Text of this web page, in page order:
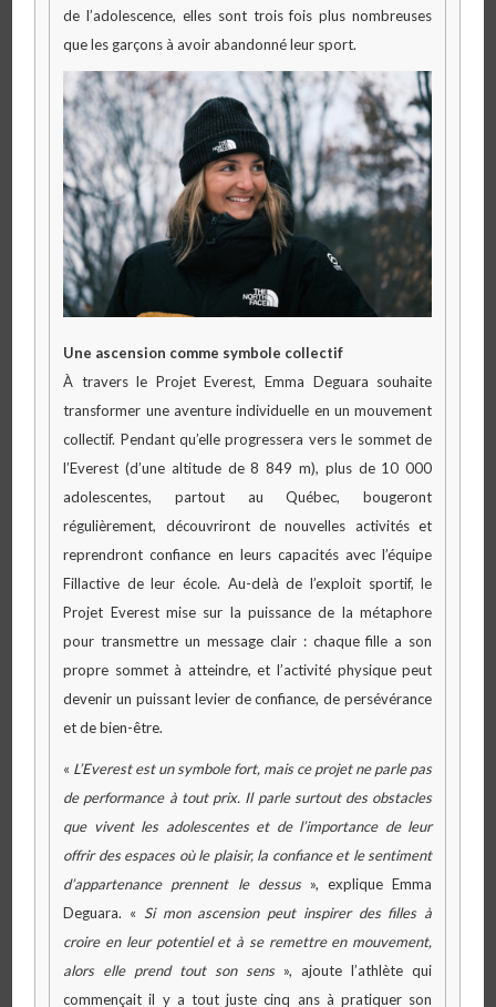
de l’adolescence, elles sont trois fois plus nombreuses
que les garçons à avoir abandonné leur sport.
Une ascension comme symbole collectif
À travers le Projet Everest, Emma Deguara souhaite
transformer une aventure individuelle en un mouvement
collectif. Pendant qu’elle progressera vers le sommet de
l’Everest (d’une altitude de 8 849 m), plus de 10 000
adolescentes, partout au Québec, bougeront
régulièrement, découvriront de nouvelles activités et
reprendront confiance en leurs capacités avec l’équipe
Fillactive de leur école. Au-delà de l’exploit sportif, le
Projet Everest mise sur la puissance de la métaphore
pour transmettre un message clair : chaque fille a son
propre sommet à atteindre, et l’activité physique peut
devenir un puissant levier de confiance, de persévérance
et de bien-être.
« L’Everest est un symbole fort, mais ce projet ne parle pas
de performance à tout prix. Il parle surtout des obstacles
que vivent les adolescentes et de l’importance de leur
offrir des espaces où le plaisir, la confiance et le sentiment
d’appartenance prennent le dessus », explique Emma
Deguara. « Si mon ascension peut inspirer des filles à
croire en leur potentiel et à se remettre en mouvement,
alors elle prend tout son sens», ajoute l’athlète qui
commençait il y a tout juste cinq ans à pratiquer son